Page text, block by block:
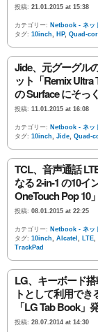
投稿: 21.01.2015 at 15:38
カテゴリー: Netbook - ネッ
タグ: 10inch, HP, Quad-
Jide、元グーグル
ット「Remix Ultra
の Surface にそっ
投稿: 11.01.2015 at 16:08
カテゴリー: Netbook - ネッ
タグ: 10inch, Jide, Quad-
TCL、音声通話
なる 2-in-1 の10イ
OneTouch Pop 10
投稿: 08.01.2015 at 22:25
カテゴリー: Netbook - ネッ
タグ: 10inch, Alcatel , LTE,
TrackPad
LG、キーボード
トとして利用で
「LG Tab Book」
投稿: 28.07.2014 at 14:30